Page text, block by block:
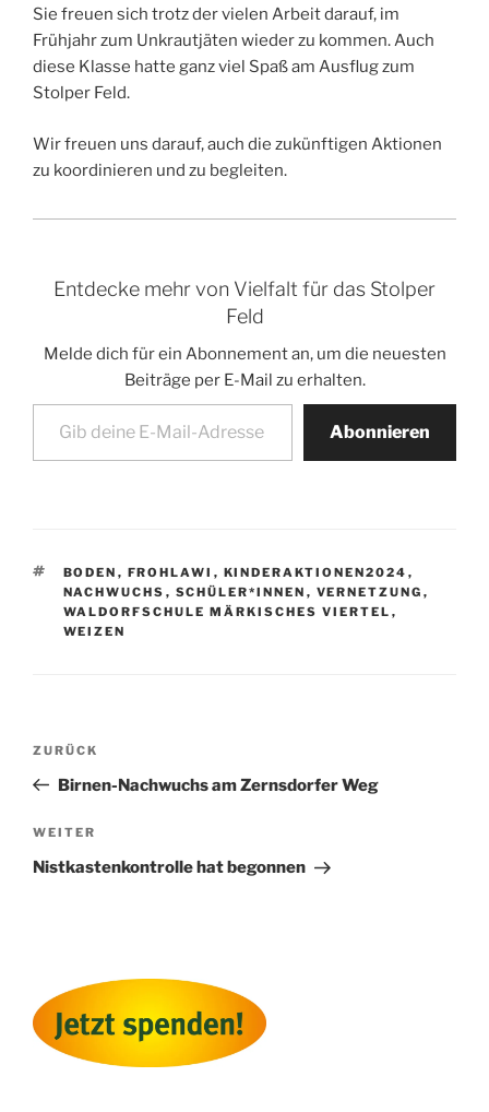
Sie freuen sich trotz der vielen Arbeit darauf, im
Frühjahr zum Unkrautjäten wieder zu kommen. Auch
diese Klasse hatte ganz viel Spaß am Ausflug zum
Stolper Feld.
Wir freuen uns darauf, auch die zukünftigen Aktionen
zu koordinieren und zu begleiten.
Entdecke mehr von Vielfalt für das Stolper
Feld
Melde dich für ein Abonnement an, um die neuesten
Beiträge per E-Mail zu erhalten.
Gib deine E-Mail-Adresse ein ...
Abonnieren
SCHLAGWÖRTER
BODEN , FROHLAWI , KINDERAKTIONEN2024 ,
NACHWUCHS , SCHÜLER*INNEN , VERNETZUNG ,
WALDORFSCHULE MÄRKISCHES VIERTEL ,
WEIZEN
Beitragsnavigation
Vorheriger
Beitrag
ZURÜCK
Birnen-Nachwuchs am Zernsdorfer Weg
Nächster
Beitrag
WEITER
Nistkastenkontrolle hat begonnen